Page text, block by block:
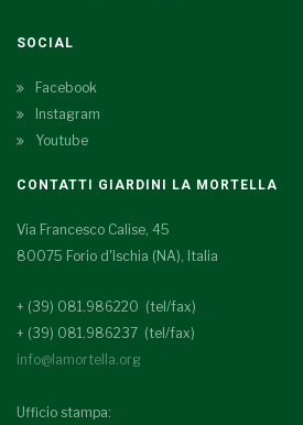
SOCIAL
Facebook
Instagram
Youtube
CONTATTI GIARDINI LA MORTELLA
Via Francesco Calise, 45
80075 Forio d'Ischia (NA), Italia
+ (39) 081.986220 (tel/fax)
+ (39) 081.986237 (tel/fax)
info@lamortella.org
Ufficio stampa: